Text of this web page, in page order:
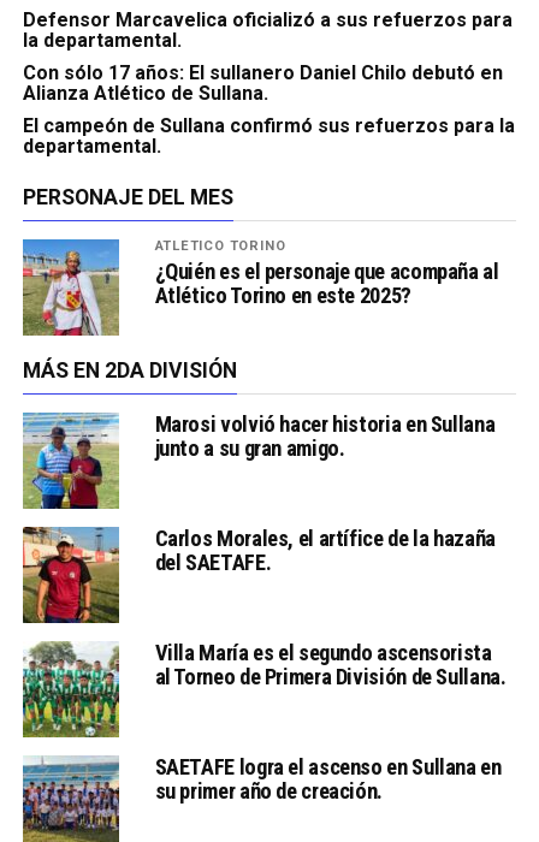
Defensor Marcavelica oficializó a sus refuerzos para
la departamental.
Con sólo 17 años: El sullanero Daniel Chilo debutó en
Alianza Atlético de Sullana.
El campeón de Sullana confirmó sus refuerzos para la
departamental.
PERSONAJE DEL MES
ATLÉTICO TORINO
¿Quién es el personaje que acompaña al
Atlético Torino en este 2025?
MÁS EN 2DA DIVISIÓN
Marosi volvió hacer historia en Sullana
junto a su gran amigo.
Carlos Morales, el artífice de la hazaña
del SAETAFE.
Villa María es el segundo ascensorista
al Torneo de Primera División de Sullana.
SAETAFE logra el ascenso en Sullana en
su primer año de creación.